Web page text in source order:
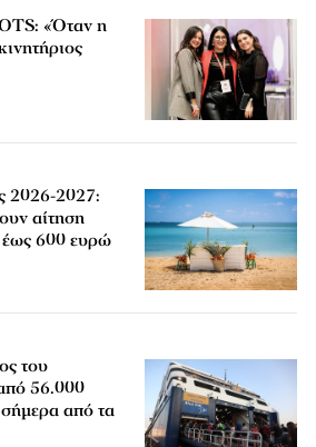
«Όταν η
2026-2027:
αίτηση
600 ευρώ
του
56.000
από τα